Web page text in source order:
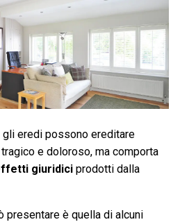
gli eredi possono ereditare
tragico e doloroso, ma comporta
giuridici prodotti dalla
presentare è quella di alcuni